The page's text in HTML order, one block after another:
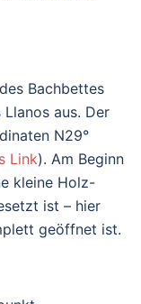
Bachbettes
aus. Der
N29°
Link). Am Beginn
kleine Holz-
ist – hier
geöffnet ist.